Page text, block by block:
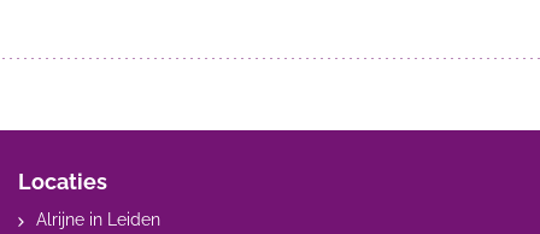
Locaties
Alrijne in Leiden